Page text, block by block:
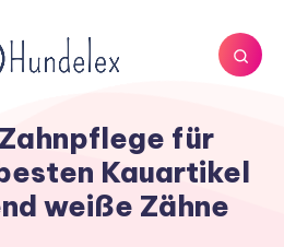
für
Kauartikel
weiße Zähne